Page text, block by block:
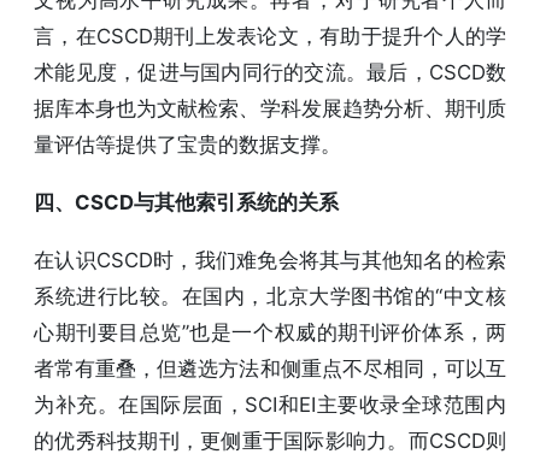
言，在CSCD期刊上发表论文，有助于提升个人的学
术能见度，促进与国内同行的交流。最后，CSCD数
据库本身也为文献检索、学科发展趋势分析、期刊质
量评估等提供了宝贵的数据支撑。
四、CSCD与其他索引系统的关系
在认识CSCD时，我们难免会将其与其他知名的检索
系统进行比较。在国内，北京大学图书馆的“中文核
心期刊要目总览”也是一个权威的期刊评价体系，两
者常有重叠，但遴选方法和侧重点不尽相同，可以互
为补充。在国际层面，SCI和EI主要收录全球范围内
的优秀科技期刊，更侧重于国际影响力。而CSCD则